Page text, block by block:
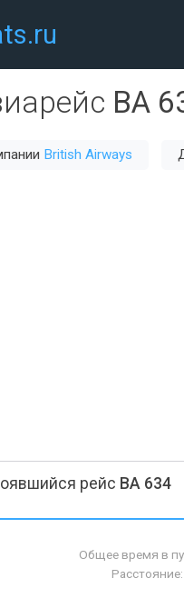
BA
British Airways
рейс BA 634
Общее время в
Расстояние: